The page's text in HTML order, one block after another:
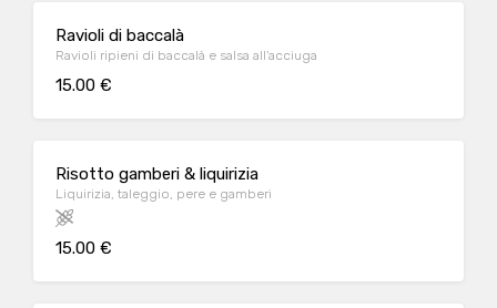
Ravioli di baccalà
Ravioli ripieni di baccalà e salsa all’acciuga
15.00 €
Risotto gamberi & liquirizia
Liquirizia, taleggio, pere e gamberi
15.00 €